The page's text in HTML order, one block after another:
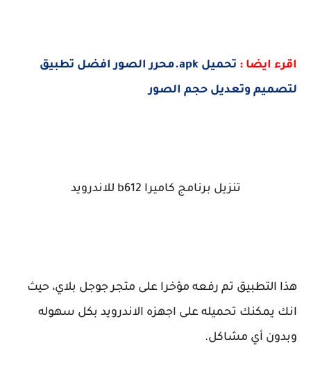
اقرء ايضا :
تحميل ‏apk.محرر الصور افضل تطبيق
لتصميم وتعديل حجم الصور
تنزيل برنامج كاميرا b612 للاندرويد
هذا التطبيق تم رفعه مؤخرا على متجر جوجل بلاي، حيث
انك يمكنك تحميله على اجهزه الاندرويد بكل سهوله
وبدون أي مشاكل.